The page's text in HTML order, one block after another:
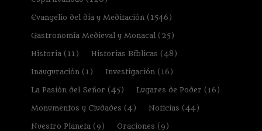
Evangelio del día y Meditación (1546)
Gastronomía Medieval y Monacal (25)
Historia (11) Historias Bíblicas (48)
Inauguración (1) Investigación (16)
La Pasión del Señor (45) Lugares de Poder (16)
Monumentos y Ciudades (4) Noticias (44)
Nuestro Planeta (9) Oraciones (9)